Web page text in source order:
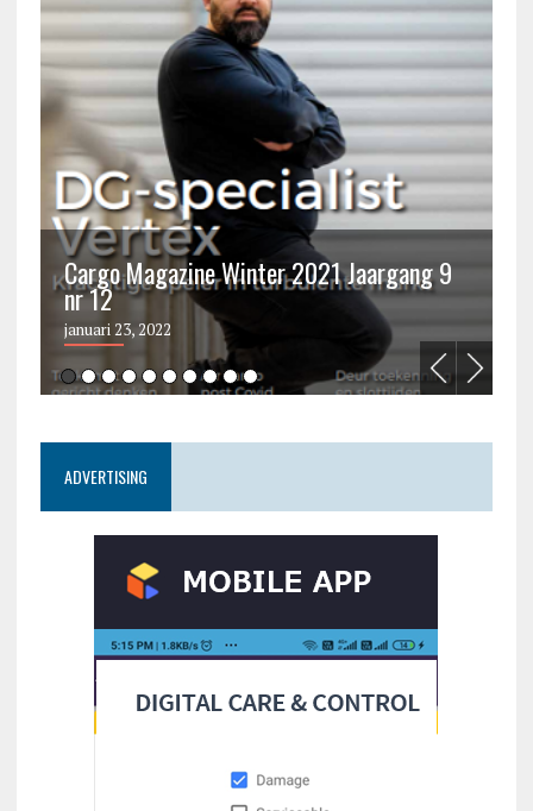
Cargo Magazine Winter 2021 Jaargang 9
nr 12
januari 23, 2022
ADVERTISING